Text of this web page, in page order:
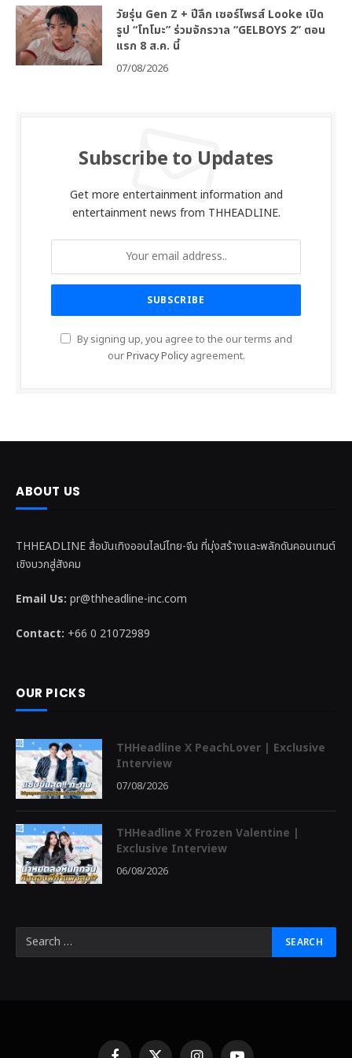
วัยรุ่น Gen Z + ปีลึก เซอร์ไพรส์ Looke เปิด
รูป “โทโมะ” ร่วมจักรวาล “GELBOYS 2” ตอน
แรก 8 ส.ค. นี้
07/08/2026
Subscribe to Updates
Get more entertainment information and
entertainment news from THHEADLINE.
By signing up, you agree to the our terms and
ourPrivacy Policyagreement.
ABOUT US
THHEADLINE สื่อบันเทิงออนไลน์ไทย-จีน ที่มุ่งสร้างและพลักดันคอนเทนต์
เชิงบวกสู่สังคม
Email Us: pr@thheadline-inc.com
Contact: +66 0 21072989
OUR PICKS
THHeadline X PeachLover | Exclusive
Interview
07/08/2026
THHeadline X Frozen Valentine |
Exclusive Interview
06/08/2026